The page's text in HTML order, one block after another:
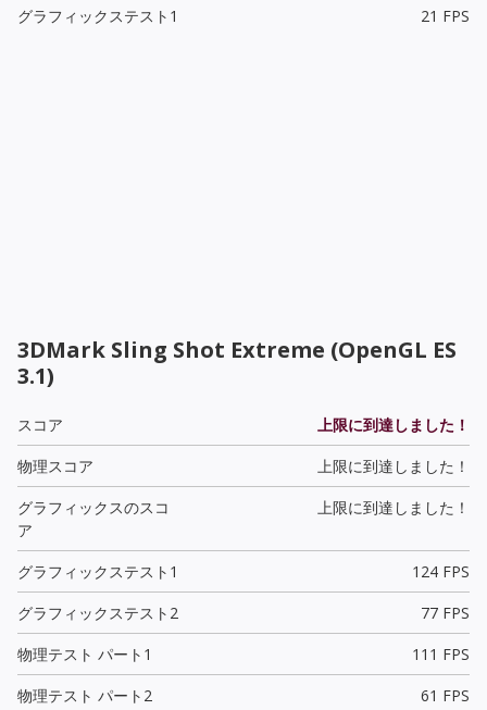
グラフィックステスト1
21 FPS
3DMark Sling Shot Extreme (OpenGL ES
3.1)
スコア
上限に到達しました！
物理スコア
上限に到達しました！
グラフィックスのスコ
ア
上限に到達しました！
グラフィックステスト1
124 FPS
グラフィックステスト2
77 FPS
物理テスト パート1
111 FPS
物理テスト パート2
61 FPS